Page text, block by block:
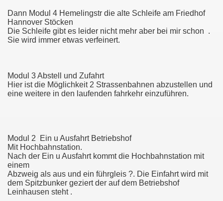
Dann Modul 4 Hemelingstr die alte Schleife am Friedhof
Hannover Stöcken
Die Schleife gibt es leider nicht mehr aber bei mir schon .
Sie wird immer etwas verfeinert.
Modul 3 Abstell und Zufahrt
Hier ist die Möglichkeit 2 Strassenbahnen abzustellen und
eine weitere in den laufenden fahrkehr einzuführen.
Modul 2 Ein u Ausfahrt Betriebshof
Mit Hochbahnstation.
Nach der Ein u Ausfahrt kommt die Hochbahnstation mit
einem
Abzweig als aus und ein führgleis ?. Die Einfahrt wird mit
dem Spitzbunker geziert der auf dem Betriebshof
Leinhausen steht .
Misburg
MEHR
mit Licht